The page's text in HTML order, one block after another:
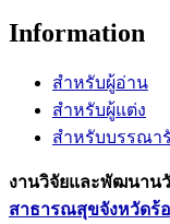
Information
สำหรับผู้อ่าน
สำหรับผู้แต่ง
สำหรับบรรณา
งานวิจัยและพัฒนาน
สาธารณสุขจังหวัดร้